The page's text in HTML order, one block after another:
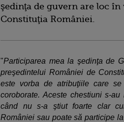
şedinţa de guvern are loc
Constituţia României.
"Participarea mea la şedinţa de
preşedintelui României de
este vorba de atribuţiile care
coroborate. Aceste chestiuni s-
când nu s-a ştiut foarte clar
României sau poate să participe